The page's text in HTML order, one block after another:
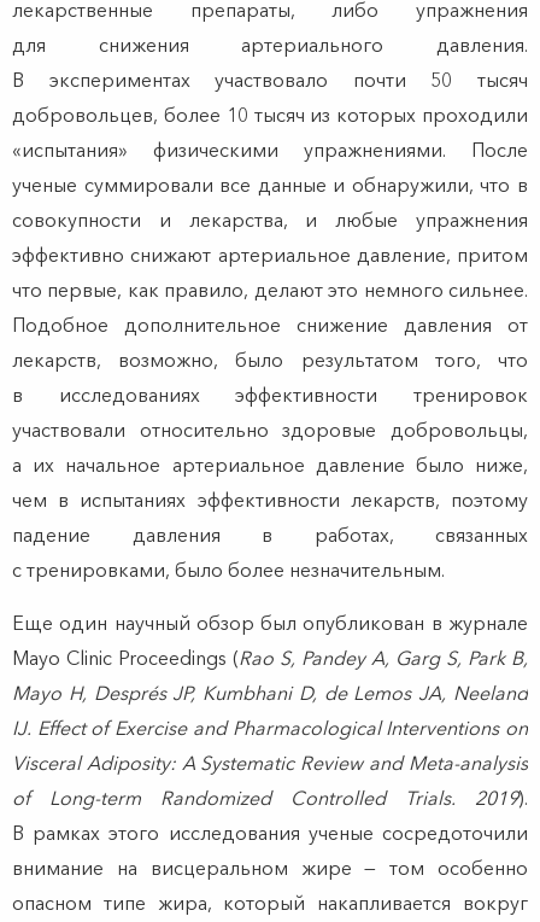
лекарственные препараты, либо упражнения
для снижения артериального давления.
В экспериментах участвовало почти 50 тысяч
добровольцев, более 10 тысяч из которых проходили
«испытания» физическими упражнениями. После
ученые суммировали все данные и обнаружили, что в
совокупности и лекарства, и любые упражнения
эффективно снижают артериальное давление, притом
что первые, как правило, делают это немного сильнее.
Подобное дополнительное снижение давления от
лекарств, возможно, было результатом того, что
в исследованиях эффективности тренировок
участвовали относительно здоровые добровольцы,
а их начальное артериальное давление было ниже,
чем в испытаниях эффективности лекарств, поэтому
падение давления в работах, связанных
с тренировками, было более незначительным.
Еще один научный обзор был опубликован в журнале
Mayo Clinic Proceedings (Rao S, Pandey A, Garg S, Park B,
Mayo H, Després JP, Kumbhani D, de Lemos JA, Neeland
IJ. Effect of Exercise and Pharmacological Interventions on
Visceral Adiposity: A Systematic Review and Meta-analysis
of Long-term Randomized Controlled Trials. 2019).
В рамках этого исследования ученые сосредоточили
внимание на висцеральном жире — том особенно
опасном типе жира, который накапливается вокруг